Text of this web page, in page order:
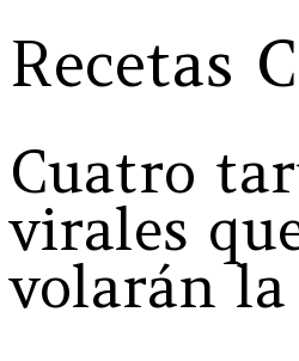
Recetas
Cuatro
virales
volarán la